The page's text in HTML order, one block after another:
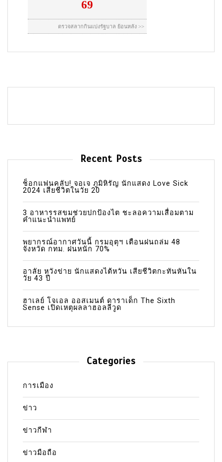
Recent Posts
ช็อกแฟนคลับ! จอเจ ภูมิหิรัญ นักแสดง Love Sick
2024 เสียชีวิตในวัย 20
3 อาหารรสขมช่วยปกป้องไต ชะลอความเสื่อมตาม
คำแนะนำแพทย์
พยากรณ์อากาศวันนี้ กรมอุตุฯ เตือนฝนถล่ม 48
จังหวัด กทม. ฝนหนัก 70%
อาลัย หวังข่าย นักแสดงไต้หวัน เสียชีวิตกะทันหันใน
วัย 43 ปี
ฮาเลย์ โจเอล ออสเมนต์ ดาราเด็ก The Sixth
Sense เปิดเหตุผลลาฮอลลีวูด
Categories
การเมือง
ข่าว
ข่าวกีฬา
ข่าวมือถือ